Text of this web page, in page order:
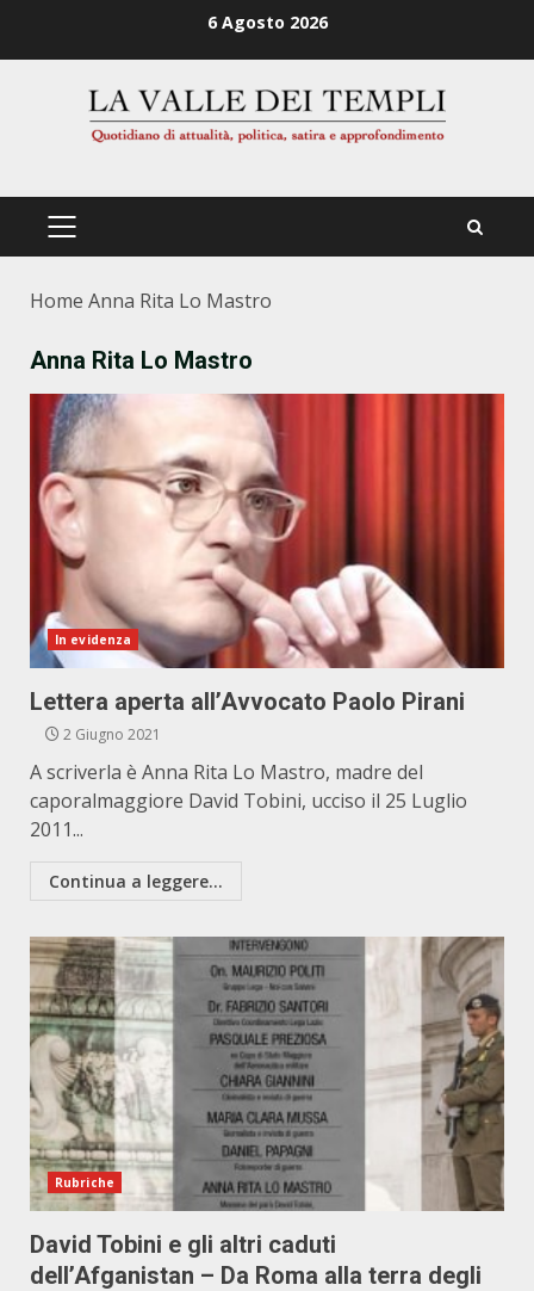
6 Agosto 2026
PRIMÄRES
Home Anna Rita Lo Mastro
Anna Rita Lo Mastro
In evidenza
Lettera aperta all’Avvocato Paolo Pirani
2 Giugno 2021
A scriverla è Anna Rita Lo Mastro, madre del
caporalmaggiore David Tobini, ucciso il 25 Luglio
2011...
Continua a leggere...
Rubriche
David Tobini e gli altri caduti
dell’Afganistan – Da Roma alla terra degli